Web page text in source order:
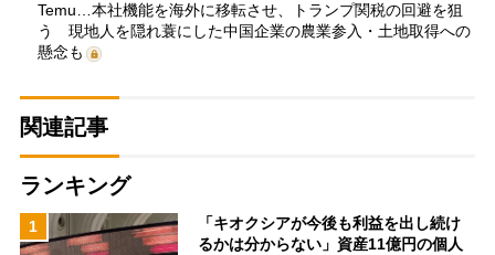
Temu…本社機能を海外に移転させ、トランプ関税の回避を狙
う 現地人を隠れ蓑にした中国企業の農業参入・土地取得への
懸念も
関連記事
ランキング
1
「キオクシアが今後も利益を出し続け
るかは分からない」資産11億円の個人